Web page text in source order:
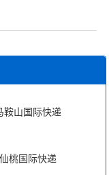
的国的最低免税
由谁承担，关税
各个国家都不尽
，要求收件人缴
，要求收件人到
或降低关税税率
申报单时，低报
鞍山国际快递
仙桃国际快递